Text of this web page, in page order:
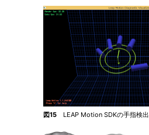
図15 LEAP Motion SDKの手指検出